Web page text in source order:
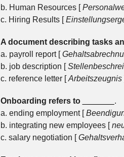
b. Human Resources [
c. Hiring Results [
A document describing tasks
a. payroll report [
b. job description [
c. reference letter [Arbeitszeugnis
Onboarding refers to
.
a. ending employment [
b. integrating new employees [
c. salary negotiation [